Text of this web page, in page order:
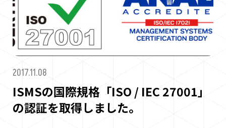
キャンペーン情報など盛りだくさんのメインページ。 会話 可愛
いキャラクター同士が盛り上げるストーリーを楽しもう！ 編成
画面 武器やパイロットを組み替えることで遊び方は無限大！ 工
房 工房で新たな武器などの装備を開発！新たな装備で戦局を有
ル操作とAIを利用したワンプッシュオートモードでサクサク進
めよう！ 遊び方と情報 にじよめ登録ページ：
http://www.nijiyome.com/game/sorahoshi公式twitterアカ
ウント：https://twitter.com/m_sorahoshi ■ゲームタイト
ソーシャルゲームとなっております。 ストーリー 星霊との絆を
紡ぐスターライトストーリー。星の美少女達が操るロボ（アー
ク）を指揮して勝利を導き星の加護をその手に運命を切り開
く。 アルテミシア王国、天文台……あなたはアーク隊の隊長と
進めていきます。 星の光を失った敵《墜ちた星たち》を夜空へ
還すべく、星霊たちの操るアーク隊を武器に戦場を駆け巡れ！
画面イメージ メインページ キャンペーン情報など盛りだくさん
のメインページ。 会話 可愛いキャラクター同士が盛り上げるス
2017.11.08
ISMSの国際規格「ISO / IEC 27001」
の認証を取得しました。